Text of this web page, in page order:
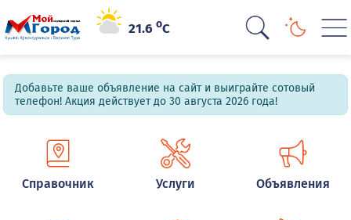
21.6oC
Добавьте ваше объявление на сайт и выиграйте сотовый
телефон! Акция действует до 30 августа 2026 года!
Справочник Услуги Объявления